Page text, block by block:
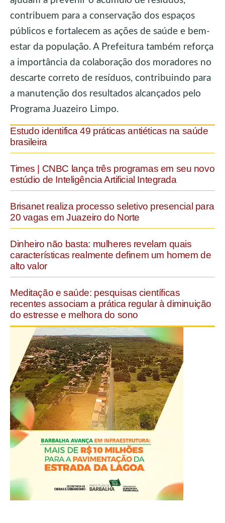
contribuem para a conservação dos espaços
públicos e fortalecem as ações de saúde e bem-
estar da população. A Prefeitura também reforça
a importância da colaboração dos moradores no
descarte correto de resíduos, contribuindo para
a manutenção dos resultados alcançados pelo
Programa Juazeiro Limpo.
Estudo identifica 49 práticas antiéticas na saúde
brasileira
Times | CNBC lança três programas em seu novo
estúdio de Inteligência Artificial Integrada
Brisanet realiza processo seletivo presencial para
20 vagas em Juazeiro do Norte
Dinheiro não basta: mulheres revelam quais
características realmente definem um homem de
alto valor
Meditação e saúde: pesquisas científicas
recentes associam a prática regular à diminuição
do estresse e melhora do sono